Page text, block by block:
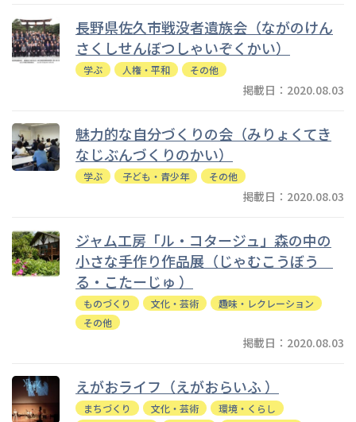
長野県佐久市戦没者遺族会（ながのけん
さくしせんぼつしゃいぞくかい）
学ぶ 人権・平和 その他
掲載日：2020.08.03
魅力的な自分づくりの会（みりょくてき
なじぶんづくりのかい）
学ぶ 子ども・青少年 その他
掲載日：2020.08.03
ジャム工房「ル・コタージュ」森の中の
小さな手作り作品展（じゃむこうぼう
る・こたーじゅ ）
ものづくり 文化・芸術
趣味・レクレーション
その他
掲載日：2020.08.03
えがおライフ（えがおらいふ ）
まちづくり 文化・芸術
環境・くらし